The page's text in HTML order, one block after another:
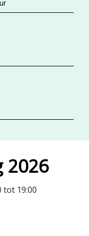
2026
tot 19:00